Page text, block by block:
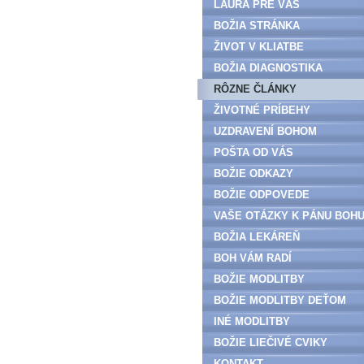
LAURA PRE VÁS
BOŽIA STRÁNKA
ŽIVOT V KLIATBE
BOŽIA DIAGNOSTIKA
RÔZNE ČLÁNKY
ŽIVOTNÉ PRÍBEHY
UZDRAVENÍ BOHOM
POŠTA OD VÁS
BOŽIE ODKAZY
BOŽIE ODPOVEDE
VAŠE OTÁZKY K PÁNU BOHU
BOŽIA LEKÁREŇ
BOH VÁM RADÍ
BOŽIE MODLITBY
BOŽIE MODLITBY DEŤOM
INÉ MODLITBY
BOŽIE LIEČIVÉ CVIKY